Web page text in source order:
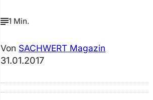
1 Min.
Von SACHWERT Magazin
31.01.2017